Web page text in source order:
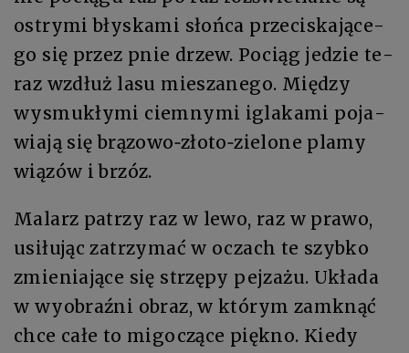
ostry­mi bły­ska­mi słońca przeci­ska­ją­ce­
go się przez pnie drzew. Po­ciąg je­dzie te­
raz wzdłuż la­su miesza­ne­go. Mię­dzy
wysmukłymi ciem­ny­mi igla­ka­mi po­ja­
wia­ją się brązowo‑złoto­‑zie­lo­ne plamy
wiązów i brzóz.
Ma­larz pa­trzy raz w le­wo, raz w pra­wo,
usi­łu­jąc za­trzy­mać w oczach te szyb­ko
zmie­nia­ją­ce się strzę­py pej­za­żu. Ukła­da
w wy­obraź­ni ob­raz, w którym za­mknąć
chce ca­łe to mi­go­czą­ce pięk­no. Kie­dy